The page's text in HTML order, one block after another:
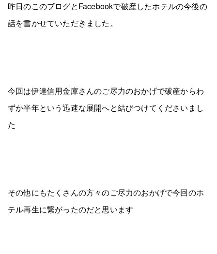
昨日のこのブログとFacebookで破産したホテルの今後の
話を書かせていただきました。
今回は伊達信用金庫さんのご尽力のおかげで破産からわ
ずか半年という迅速な展開へと結びつけてくださいまし
た
その他にもたくさんの方々のご尽力のおかげで今回のホ
テル再生に繋がったのだと思います